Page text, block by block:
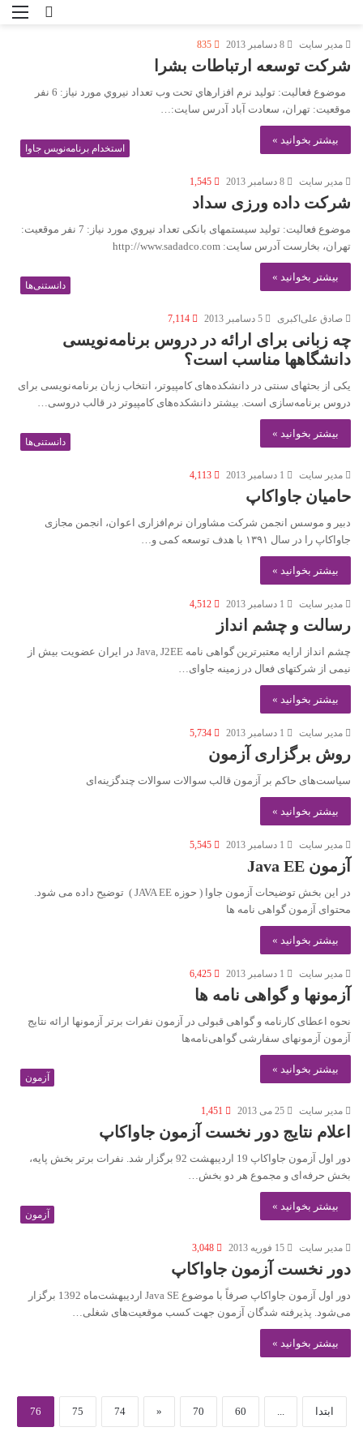
ورود
مدير سايت 8 دسامبر 2013 835
شرکت توسعه ارتباطات بشرا
موضوع فعاليت: توليد نرم افزارهاي تحت وب تعداد نيروي مورد نياز: 6 نفر
موقعيت: تهران، سعادت آباد آدرس سايت:…
بیشتر بخوانید »
استخدام برنامه‌نویس جاوا
مدير سايت 8 دسامبر 2013 1,545
شرکت داده ورزی سداد
موضوع فعاليت: تولید سیستمهای بانکی تعداد نيروي مورد نياز: 7 نفر موقعيت:
تهران، بخارست آدرس سايت: http://www.sadadco.com
بیشتر بخوانید »
دانستنی‌ها
صادق علی‌اکبری 5 دسامبر 2013 7,114
چه زبانی برای ارائه در دروس برنامه‌نويسی
دانشگاهها مناسب است؟
يکی از بحثهای سنتی در دانشکده‌های کامپيوتر، انتخاب زبان برنامه‌نويسی برای
دروس برنامه‌سازی است. بيشتر دانشکده‌های کامپيوتر در قالب دروسی…
بیشتر بخوانید »
دانستنی‌ها
مدير سايت 1 دسامبر 2013 4,113
حامیان جاواکاپ
دبیر و موسس انجمن شرکت مشاوران نرم‌افزاری اعوان، انجمن مجازی
جاواکاپ را در سال ۱۳۹۱ با هدف توسعه کمی و…
بیشتر بخوانید »
مدير سايت 1 دسامبر 2013 4,512
رسالت و چشم انداز
چشم انداز ارایه معتبرترین گواهی نامه Java, J2EE در ایران عضویت بیش از
نیمی از شرکتهای فعال در زمینه جاوای…
بیشتر بخوانید »
مدير سايت 1 دسامبر 2013 5,734
روش برگزاری آزمون
سیاست‌­های حاکم بر آزمون قالب سوالات سوالات چندگزینه‌ای
بیشتر بخوانید »
مدير سايت 1 دسامبر 2013 5,545
آزمون Java EE
در این بخش توضیحات آزمون جاوا ( حوزه JAVA EE ) توضیح داده می شود.
محتوای آزمون گواهی نامه ها
بیشتر بخوانید »
مدير سايت 1 دسامبر 2013 6,425
آزمونها و گواهی نامه ها
نحوه اعطای کارنامه و گواهی قبولی در آزمون نفرات برتر آزمونها ارائه نتایج
آزمون آزمونهای سفارشی گواهی‌نامه‌ها
بیشتر بخوانید »
آزمون
مدير سايت 25 می 2013 1,451
اعلام نتایج دور نخست آزمون جاواکاپ
دور اول آزمون جاواکاپ 19 اردیبهشت 92 برگزار شد. نفرات برتر بخش پایه،
بخش حرفه‌ای و مجموع هر دو بخش…
بیشتر بخوانید »
آزمون
مدير سايت 15 فوریه 2013 3,048
دور نخست آزمون جاواکاپ
دور اول آزمون جاواکاپ صرفاً با موضوع Java SE اردیبهشت‌ماه 1392 برگزار
می‌شود. پذیرفته شدگان آزمون جهت کسب موقعیت‌های شغلی…
بیشتر بخوانید »
ابتدا ...
60
70
«
74
75
76